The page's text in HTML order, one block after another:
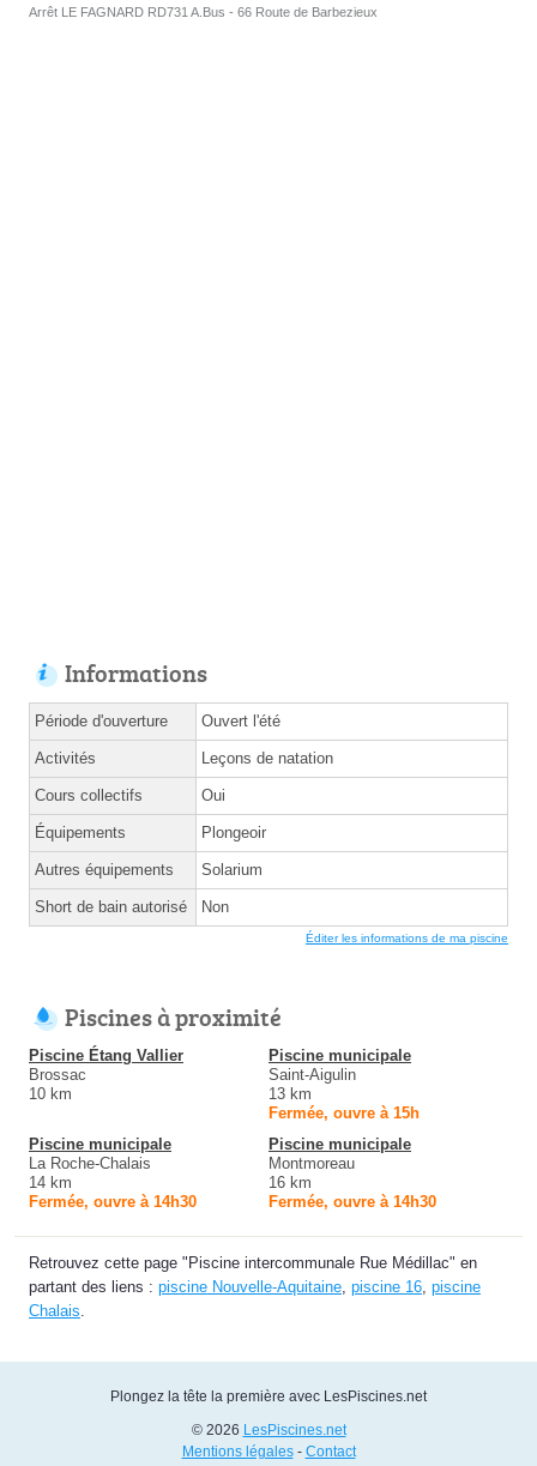
Arrêt LE FAGNARD RD731 A.Bus - 66 Route de Barbezieux
Informations
Période d'ouverture Ouvert l'été
Activités Leçons de natation
Cours collectifs Oui
Équipements Plongeoir
Autres équipements Solarium
Short de bain autorisé Non
Éditer les informations de ma piscine
Piscines à proximité
Piscine Étang Vallier
Brossac
10 km
Piscine municipale
Saint-Aigulin
13 km
Fermée, ouvre à 15h
Piscine municipale
La Roche-Chalais
14 km
Fermée, ouvre à 14h30
Piscine municipale
Montmoreau
16 km
Fermée, ouvre à 14h30
Retrouvez cette page "Piscine intercommunale Rue Médillac" en
partant des liens : piscine Nouvelle-Aquitaine piscine 16 piscine
Chalais
Plongez la tête la première avec LesPiscines.net
© 2026 LesPiscines.net
Mentions légales- Contact